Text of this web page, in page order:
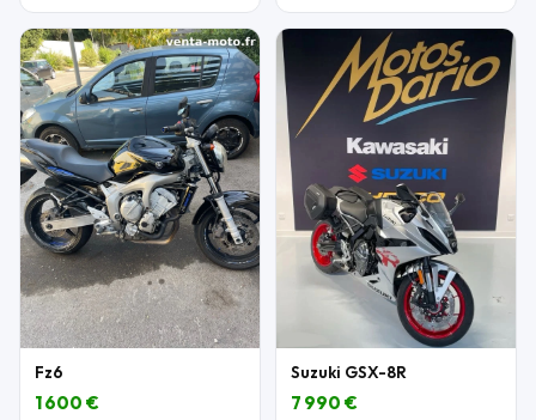
Fz6
1 600 €
Suzuki GSX-8R
7 990 €